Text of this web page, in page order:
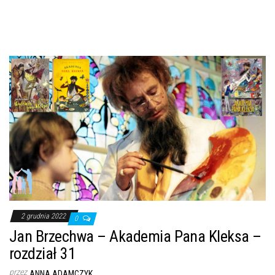
2 grudnia 2022 0
Jan Brzechwa – Akademia Pana Kleksa –
rozdział 31
przez